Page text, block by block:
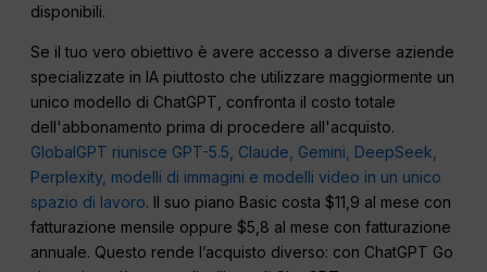
disponibili.
Se il tuo vero obiettivo è avere accesso a diverse aziende
specializzate in IA piuttosto che utilizzare maggiormente un
unico modello di ChatGPT, confronta il costo totale
dell'abbonamento prima di procedere all'acquisto.
GlobalGPT riunisce GPT-5.5, Claude, Gemini, DeepSeek,
Perplexity, modelli di immagini e modelli video in un unico
spazio di lavoro. Il suo piano Basic costa $11,9 al mese con
fatturazione mensile oppure $5,8 al mese con fatturazione
annuale. Questo rende l’acquisto diverso: con ChatGPT Go